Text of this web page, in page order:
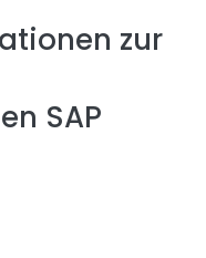
zur
SAP